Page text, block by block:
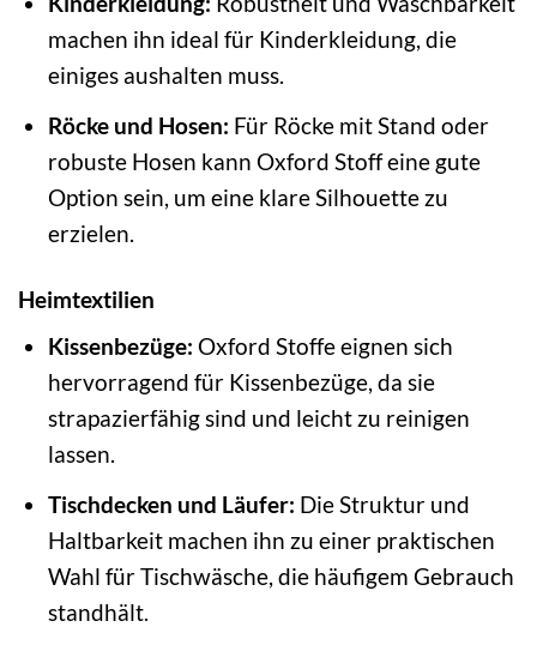
machen ihn ideal für Kinderkleidung, die
einiges aushalten muss.
Röcke und Hosen: Für Röcke mit Stand oder
robuste Hosen kann Oxford Stoff eine gute
Option sein, um eine klare Silhouette zu
erzielen.
Heimtextilien
Kissenbezüge: Oxford Stoffe eignen sich
hervorragend für Kissenbezüge, da sie
strapazierfähig sind und leicht zu reinigen
lassen.
Tischdecken und Läufer: Die Struktur und
Haltbarkeit machen ihn zu einer praktischen
Wahl für Tischwäsche, die häufigem Gebrauch
standhält.